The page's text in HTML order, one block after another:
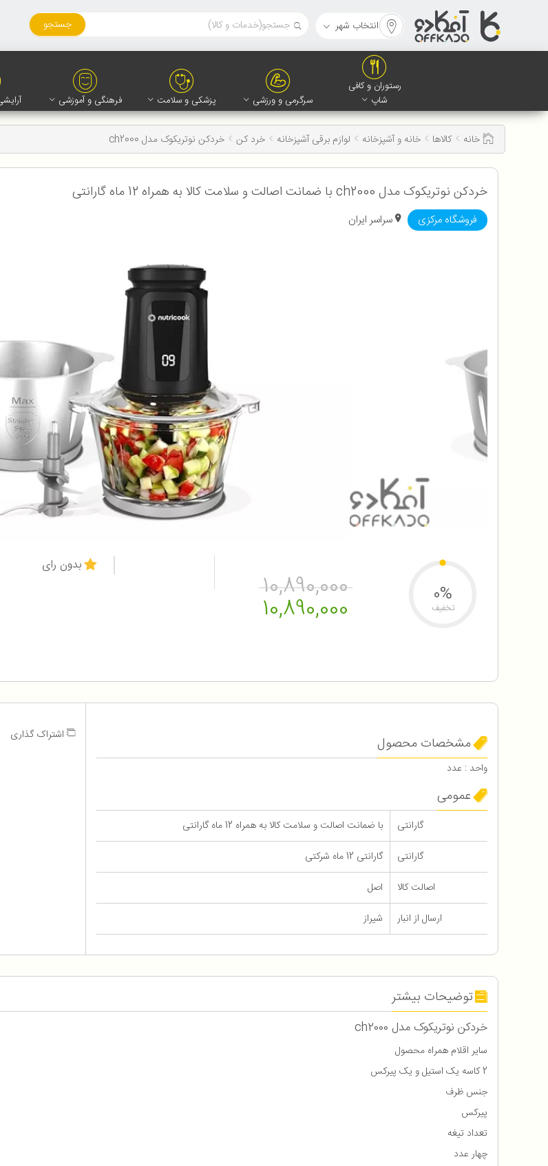
انتخاب شهر جستجو
رستوران و کافی
شاپ
سرگرمی و ورزشی پزشکی و سلامت فرهنگی و آموزشی
خانه کالاها خانه و آشپزخانه لوازم برقی آشپزخانه خرد کن خردکن نوتریکوک مدل ch2000
خردکن نوتریکوک مدل ch2000 با ضمانت اصالت و سلامت کالا به همراه 12 ماه گارانتی
فروشگاه مرکزی سراسر ایران
10,890,000
10,890,000 0%
تخفیف
بدون رای
مشخصات محصول
واحد : عدد
عمومی
گارانتی
با ضمانت اصالت و سلامت کالا به همراه 12 ماه گارانتی
گارانتی
گارانتی 12 ماه شرکتی
اصالت کالا
اصل
ارسال از انبار
شیراز
اشتراک گذاری
توضیحات بیشتر
خردکن نوتریکوک مدل ch2000
سایر اقلام همراه محصول
2 کاسه یک استیل و یک پیرکس
جنس ظرف
پیرکس
تعداد تیغه
چهار عدد